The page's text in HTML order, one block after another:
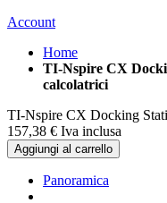
Account
Home
TI-Nspire CX
calcolatrici
TI-Nspire CX Docking
157,38 € Iva inclusa
Aggiungi al carrello
Panoramica